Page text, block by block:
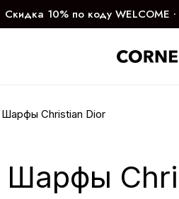
Скидка 10% по коду WELCOME
Шарфы Christian Dior
Шарфы